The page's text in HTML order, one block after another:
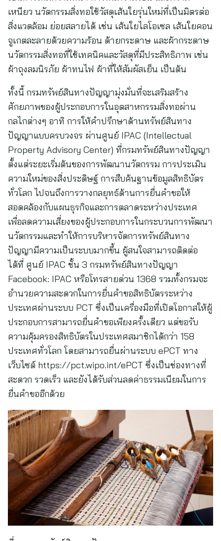
เหนียว นวัตกรรมสิ่งทอใช้วัสดุเส้นใยรุ่นใหม่ที่เป็นมิตรต่อ
สิ่งแวดล้อม ย่อยสลายได้ เช่น เส้นใยไลโอเซล เส้นใยคอน
จูเกตละลายด้วยความร้อน ด้ายกระดาษ และผ้ากระดาษ
นวัตกรรมสิ่งทอที่ใช้เทคนิคและวัสดุที่มีประสิทธิภาพ เช่น
ผ้าถุงลมนิรภัย ผ้าทนไฟ ผ้าที่ให้สัมผัสเย็น เป็นต้น
​ทั้งนี้ กรมทรัพย์สินทางปัญญามุ่งมั่นที่จะเสริมสร้าง
ศักยภาพของผู้ประกอบการในอุตสาหกรรมสิ่งทอผ่าน
กลไกต่างๆ อาทิ การให้คำปรึกษาด้านทรัพย์สินทาง
ปัญญาแบบครบวงจร ผ่านศูนย์ IPAC (Intellectual
Property Advisory Center) ที่กรมทรัพย์สินทางปัญญา
ตั้งแต่ระยะเริ่มต้นของการพัฒนานวัตกรรม การประเมิน
ความใหม่ของสิ่งประดิษฐ์ การสืบค้นฐานข้อมูลสิทธิบัตร
ทั่วโลก ไปจนถึงการวางกลยุทธ์ด้านการยื่นคำขอให้
สอดคล้องกับแผนธุรกิจและการตลาดระหว่างประเทศ
เพื่อลดความเสี่ยงของผู้ประกอบการในกระบวนการพัฒนา
นวัตกรรมและทำให้การบริหารจัดการทรัพย์สินทาง
ปัญญามีความเป็นระบบมากขึ้น ผู้สนใจสามารถติดต่อ
ได้ที่ ศูนย์ IPAC ชั้น 3 กรมทรัพย์สินทางปัญญา
Facebook: IPAC หรือโทรสายด่วน 1368 รวมทั้งกรมจะ
อำนวยความสะดวกในการยื่นคำขอสิทธิบัตรระหว่าง
ประเทศผ่านระบบ PCT ซึ่งเป็นเครื่องมือที่เปิดโอกาสให้ผู้
ประกอบการสามารถยื่นคำขอเพียงครั้งเดียว แต่ขอรับ
ความคุ้มครองสิทธิบัตรในประเทศสมาชิกได้กว่า 158
ประเทศทั่วโลก โดยสามารถยื่นผ่านระบบ ePCT ทาง
เว็บไซต์ https://pct.wipo.int/ePCT ซึ่งเป็นช่องทางที่
สะดวก รวดเร็ว และยังได้รับส่วนลดค่าธรรมเนียมในการ
ยื่นคำขออีกด้วย